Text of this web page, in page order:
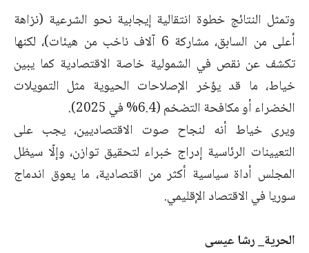
وتمثل النتائج خطوة انتقالية إيجابية نحو الشرعية (نزاهة
أعلى من السابق، مشاركة 6 آلاف ناخب من هيئات)، لكنها
تكشف عن نقص في الشمولية خاصة الاقتصادية كما يبين
خياط، ما قد يؤخر الإصلاحات الحيوية مثل التمويلات
الخضراء أو مكافحة التضخم (6.4% في 2025).
ويرى خياط أنه لنجاح صوت الاقتصاديين، يجب على
التعيينات الرئاسية إدراج خبراء لتحقيق توازن، وإلّا سيظل
المجلس أداة سياسية أكثر من اقتصادية، ما يعوق اندماج
سوريا في الاقتصاد الإقليمي.
الحرية_ رشا عيسى